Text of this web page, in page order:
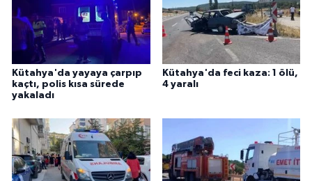
Kütahya'da yayaya çarpıp
kaçtı, polis kısa sürede
yakaladı
Kütahya'da feci kaza: 1 ölü,
4 yaralı